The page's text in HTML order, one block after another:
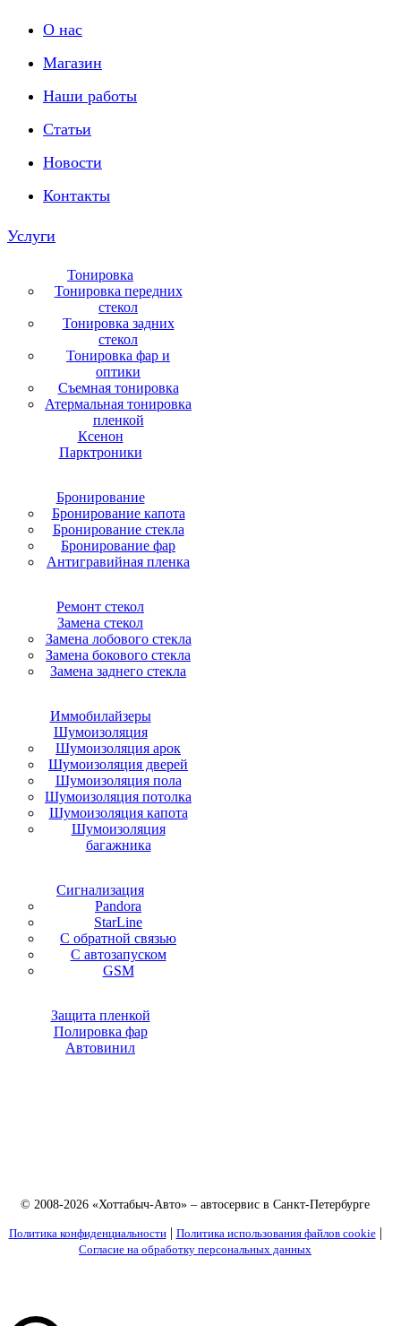
О нас
Магазин
Наши работы
Статьи
Новости
Контакты
Услуги
Тонировка
Тонировка передних
стекол
Тонировка задних
стекол
Тонировка фар и
оптики
Съемная тонировка
Атермальная тонировка
пленкой
Ксенон
Парктроники
Бронирование
Бронирование капота
Бронирование стекла
Бронирование фар
Антигравийная пленка
Ремонт стекол
Замена стекол
Замена лобового стекла
Замена бокового стекла
Замена заднего стекла
Иммобилайзеры
Шумоизоляция
Шумоизоляция арок
Шумоизоляция дверей
Шумоизоляция пола
Шумоизоляция потолка
Шумоизоляция капота
Шумоизоляция
багажника
Сигнализация
Pandora
StarLine
С обратной связью
С автозапуском
GSM
Защита пленкой
Полировка фар
Автовинил
© 2008-2026 «Хоттабыч-Авто» – автосервис в Санкт-Петербурге
Политика конфиденциальности| Политика использования файлов cookie|
Согласие на обработку персональных данных